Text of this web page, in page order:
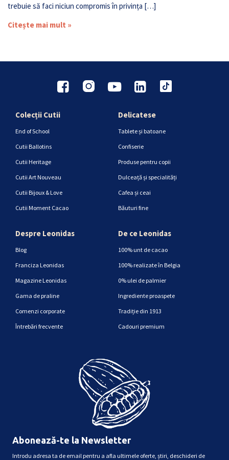
trebuie să faci niciun compromis în privința […]
Citește mai mult »
Colecții Cutii
End of School
Cutii Ballotins
Cutii Heritage
Cutii Art Nouveau
Cutii Bijoux & Love
Cutii Moment Cacao
Delicatese
Tablete și batoane
Confiserie
Produse pentru copii
Dulceață și specialități
Cafea și ceai
Băuturi fine
Despre Leonidas
Blog
Franciza Leonidas
Magazine Leonidas
Gama de praline
Comenzi corporate
Întrebări frecvente
De ce Leonidas
100% unt de cacao
100% realizate în Belgia
0% ulei de palmier
Ingrediente proaspete
Tradiție din 1913
Cadouri premium
Abonează-te la Newsletter
Introdu adresa ta de email pentru a afla ultimele oferte, știri, deschideri de